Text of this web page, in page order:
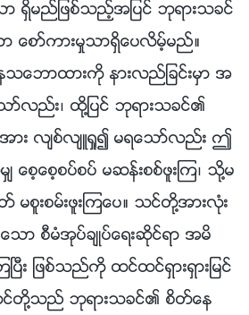
ာ ရွိမည္ျဖစ္သည့္အျပင္ ဘုရားသခင္
ေစာ္ကားမႈသာရွိေပလိမ့္မည္။
ေဘာထားကို နားလည္ျခင္းမွာ အ
လည္း၊ ထို႔ျပင္ ဘုရားသခင္၏
ား လ်စ္လ်ဴရႈ၍ မရေသာ္လည္း ဤ
စ့ေစ့စပ္စပ္ မဆန္းစစ္ဖူးၾက၊ သို႔မ
မစူးစမ္းဖူးၾကေပ။ သင္တို႔အားလုံး
သာ စီမံအုပ္ခ်ဳပ္ေရးဆိုင္ရာ အမိ
ပီး ျဖစ္သည္ကို ထင္ထင္ရွားရွားျမင္
႔သည္ ဘုရားသခင္၏ စိတ္ေန